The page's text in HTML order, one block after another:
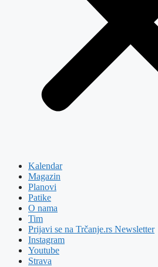
Kalendar
Magazin
Planovi
Patike
O nama
Tim
Prijavi se na Trčanje.rs Newsletter
Instagram
Youtube
Strava